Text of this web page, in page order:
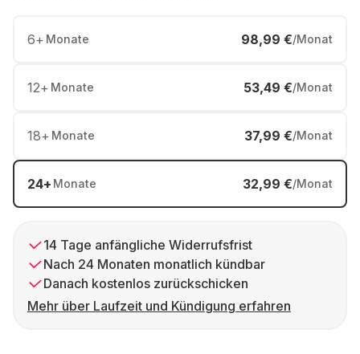
6+ Monate 98,99 €/Monat
12+ Monate 53,49 €/Monat
18+ Monate 37,99 €/Monat
24+ Monate 32,99 €/Monat
14 Tage anfängliche Widerrufsfrist
Nach 24 Monaten monatlich kündbar
Danach kostenlos zurückschicken
Mehr über Laufzeit und Kündigung erfahren